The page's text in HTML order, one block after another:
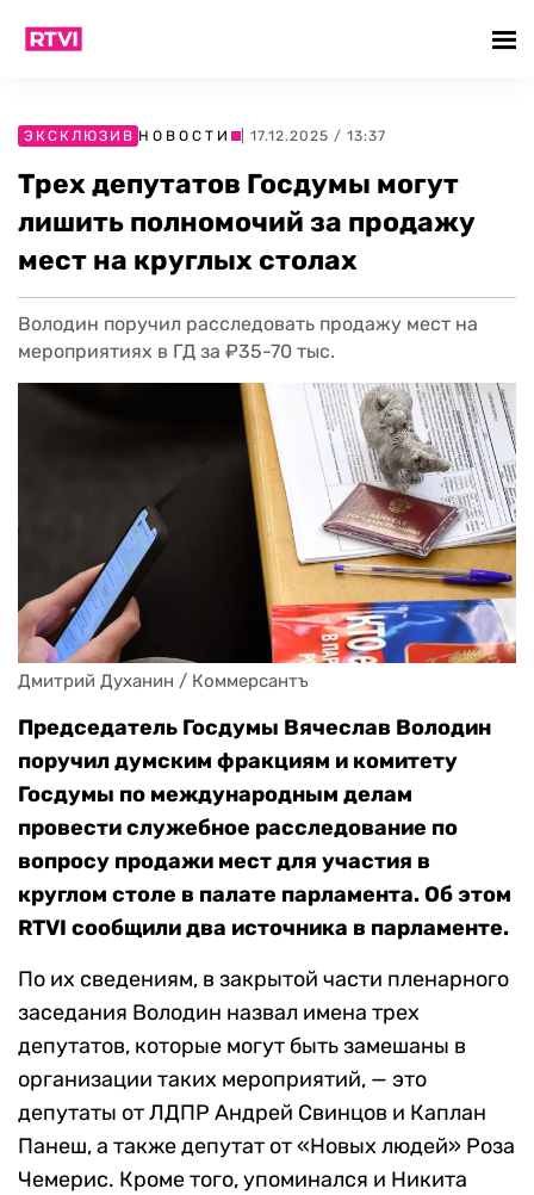
ЭКСКЛЮЗИВ НОВОСТИ | 17.12.2025 / 13:37
Трех депутатов Госдумы могут
лишить полномочий за продажу
мест на круглых столах
Володин поручил расследовать продажу мест на
мероприятиях в ГД за ₽35-70 тыс.
Дмитрий Духанин / Коммерсантъ
Председатель Госдумы Вячеслав Володин
поручил думским фракциям и комитету
Госдумы по международным делам
провести служебное расследование по
вопросу продажи мест для участия в
круглом столе в палате парламента. Об этом
RTVI сообщили два источника в парламенте.
По их сведениям, в закрытой части пленарного
заседания Володин назвал имена трех
депутатов, которые могут быть замешаны в
организации таких мероприятий, — это
депутаты от ЛДПР Андрей Свинцов и Каплан
Панеш, а также депутат от «Новых людей» Роза
Чемерис. Кроме того, упоминался и Никита